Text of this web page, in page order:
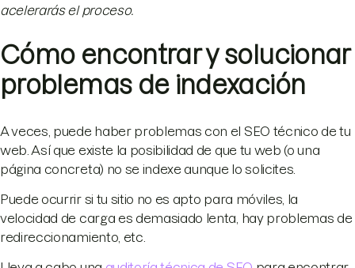
acelerarás el proceso.
Cómo encontrar y solucionar
problemas de indexación
A veces, puede haber problemas con el SEO técnico de tu
web. Así que existe la posibilidad de que tu web (o una
página concreta) no se indexe aunque lo solicites.
Puede ocurrir si tu sitio no es apto para móviles, la
velocidad de carga es demasiado lenta, hay problemas de
redireccionamiento, etc.